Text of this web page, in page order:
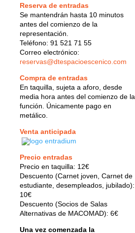
Reserva de entradas
Se mantendrán hasta 10 minutos
antes del comienzo de la
representación.
Teléfono: 91 521 71 55
Correo electrónico:
reservas@dtespacioescenico.com
Compra de entradas
En taquilla, sujeta a aforo, desde
media hora antes del comienzo de la
función. Únicamente pago en
metálico.
Venta anticipada
Precio entradas
Precio en taquilla: 12€
Descuento (Carnet joven, Carnet de
estudiante, desempleados, jubilado):
10€
Descuento (Socios de Salas
Alternativas de MACOMAD): 6€
Una vez comenzada la